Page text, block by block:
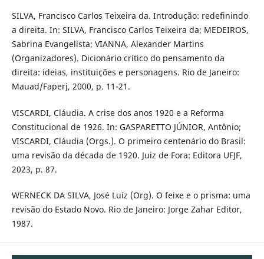
SILVA, Francisco Carlos Teixeira da. Introdução: redefinindo
a direita. In: SILVA, Francisco Carlos Teixeira da; MEDEIROS,
Sabrina Evangelista; VIANNA, Alexander Martins
(Organizadores). Dicionário crítico do pensamento da
direita: ideias, instituições e personagens. Rio de Janeiro:
Mauad/Faperj, 2000, p. 11-21.
VISCARDI, Cláudia. A crise dos anos 1920 e a Reforma
Constitucional de 1926. In: GASPARETTO JÚNIOR, Antônio;
VISCARDI, Cláudia (Orgs.). O primeiro centenário do Brasil:
uma revisão da década de 1920. Juiz de Fora: Editora UFJF,
2023, p. 87.
WERNECK DA SILVA, José Luíz (Org). O feixe e o prisma: uma
revisão do Estado Novo. Rio de Janeiro: Jorge Zahar Editor,
1987.